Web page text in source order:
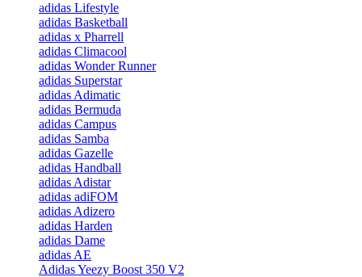
adidas Lifestyle
adidas Basketball
adidas x Pharrell
adidas Climacool
adidas Wonder Runner
adidas Superstar
adidas Adimatic
adidas Bermuda
adidas Campus
adidas Samba
adidas Gazelle
adidas Handball
adidas Adistar
adidas adiFOM
adidas Adizero
adidas Harden
adidas Dame
adidas AE
Adidas Yeezy Boost 350 V2